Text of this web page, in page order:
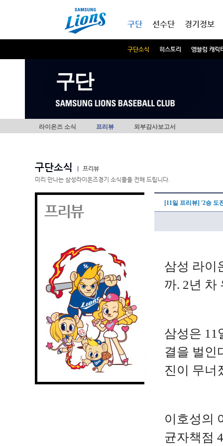
구단
구단소식 히스토리 엠블럼 캐릭
선수단 경기정보
구단
라이온즈 소식 프리뷰 외부감사보고서
구단소식
프리뷰
미리 만나는 삼성라이온즈경기 소식들을 전해 드립니다.
프리뷰 [11일 프리뷰] '2승 도
삼성 라이
까. 2년 차
삼성은 11
결을 벌인
진이 무너
이호성의
균자책점